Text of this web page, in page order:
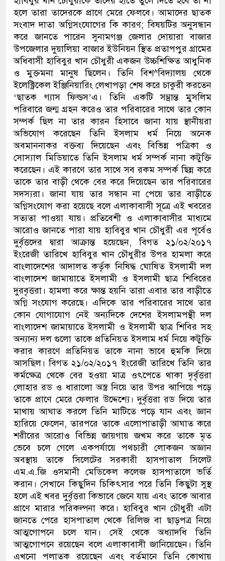
হলে তারা তাদেরকে প্রাণে মেরে ফেলবে। আমাদের ছাতক
সংবাদ দাতা অগ্নিসংযোগের কি কারণ; বিষয়টির অনুসন্ধান
করে জানতে পারেন সুনামগঞ্জ জেলার দোয়ারা বাজার
উপজেলার দুয়ালিয়া বাজার ইউনিয়ন স্থিত প্রতাপপুর গ্রামের
অধিবাসী হাবিবুর খান চৌধুরী একজন উচ্চশিক্ষিত আধুনিক
ও মুক্তমনা মানুষ ছিলেন। তিনি বিশ^বিদ্যালয় থেকে
ইলেক্ট্রিকেল ইঞ্জিনিয়ারিং লেখাপড়া শেষ করে চাকুরী করতেন
‘ছাতক গ্যাস ফিল্ডস’এ। তিনি একটি সম্ভ্রান্ত মুসলিম
পরিবারে জন্ম গ্রহন করেও তার পরিবারের সাথে তার কোন
সম্পর্ক ছিল না তার কারন হিসাবে জানা যায় স্থানীয়রা
অভিযোগ করেছেন তিনি ইসলাম ধর্ম নিয়ে অনেক
অবমাননাকর বক্তব্য দিয়েছেন এবং বিভিন্ন পত্রিকা ও
সোস্যাল মিডিয়াতে তিনি ইসলাম ধর্ম সম্পর্ক নানা কটুক্তি
করেছেন। এই কারণে তার সাথে সব রকম সম্পর্ক ছিন্ন করে
তাকে তার বাড়ী থেকে বের করে দিয়েছেন তার পরিবারের
সদস্যরা। জানা যায় তার সন্ধান না পেয়ে তার বাড়ীতে
অগ্নিসংযোগ করা হয়েছে বলে এলাকাবাসী সূত্রে এই খবরের
সত্যতা পাওয়া যায়। প্রতিবেশী ও এলাকাবাসীর মাধ্যমে
আরোও জানতে পারা যায় হাবিবুর খান চৌধুরী এর পূর্বেও
দুর্বৃত্তদের দ্বারা আক্রান্ত হয়েছেন, বিগত ২১/০২/২০১৭
ইংরেজী তারিখে হাবিবুর খান চৌধুরীর উপর হামলা করে
বাংলাদেশের আদালত কর্তৃক নিষিদ্ধ ঘোষিত ইসলামী দল
বাংলাদেশ জামায়াতে ইসলামী ও ইসলামী ছাত্র শিবিরের
দুরবৃত্তরা। হামলা করে ক্ষান্ত হয়নি তারা এবার তার বাড়ীতে
অগ্নি সংযোগ করেছে। এদিকে তার পরিবারের সাথে তার
কোন যোগাযোগ নেই অন্যদিকে দেশের ইসলামপন্থী দল
বাংলাদেশ জামায়াতে ইসলামী ও ইসলামী ছাত্র শিবির সহ
অন্যান্য দল গুলো তাকে প্রতিনিয়ত ইসলাম ধর্ম নিয়ে কটুক্তি
করার কারণে প্রতিনিয়ত তাকে নানা ভাবে হুমকি দিয়ে
আসছিল। বিগত ২১/০২/২০১৭ ইংরেজী তারিখে তিনি তার
কর্মক্ষেত্র থেকে বের হওয়া মাত্র ওৎপেতে থাকা দৃর্বৃত্তরা
লোহার রড ও ধারালো অস্ত্র নিয়ে তার উপর ঝাপিয়ে পড়ে
তাকে প্রাণে মেরে ফেলার উদ্দেশ্যে। দুর্বৃত্তরা রড দিয়ে তার
মাথায় আঘাত করলে তিনি মাটিতে পড়ে যান এবং জ্ঞান
হারিয়ে ফেলেন, তারপরে তাকে এলোপাতাড়ী আঘাত করে
শরীরের আরোও বিভিন্ন জায়গায় জখম করে তাকে মৃত
ভেবে চলে গেলে একপর্যায়ে পথচারী লোকজন অজ্ঞান
অবস্থায় তাকে সিলেটের সরকারী হাসপাতাল সিলেট
এম.এ.জি ওসমানী মেডিকেল কলেজ হাসপাতালে ভর্তি
করান। সেখানে কিছুদিন চিকিৎসার পরে তিনি কিছুটা সুস্থ
হলে এই খবর দুর্বৃত্তরা কিভাবে জেনে যায় এবং তাকে আবার
প্রাণে মারার পরিকল্পনা করে। হাবিবুর খান চৌধুরী এটা
জানতে পেরে হাসপাতাল থেকে রিলিজ বা ছাড়পত্র নিয়ে
আত্মগোপনে চলে যান। সেই থেকে অধ্যাদধি তিনি
আত্মগোপনে রয়েছেন বলে এলাকাবাসী জানিয়েছেন। তিনি
এখনো পলাতক রয়েছেন এবং বর্তমানে তিনি কোথায়